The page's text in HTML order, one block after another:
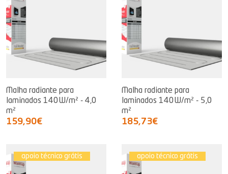
Malha radiante para
laminados 140W/m² - 4,0
m²
159,90€
Malha radiante para
laminados 140W/m² - 5,0
m²
185,73€
apoio técnico grátis apoio técnico grátis